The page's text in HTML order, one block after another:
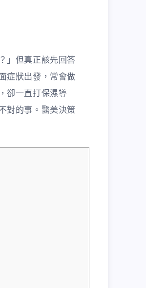
」但真正該先回答
症狀出發，常會做
卻一直打保濕導
對的事。醫美決策